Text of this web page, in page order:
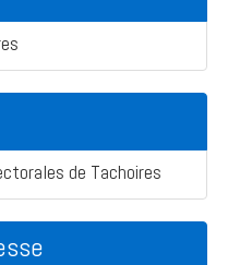
de Tachoires